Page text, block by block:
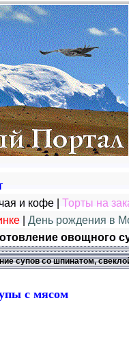
и кофе
Торты на
| День рождения в
овощного
супов со шпинатом,
с мясом